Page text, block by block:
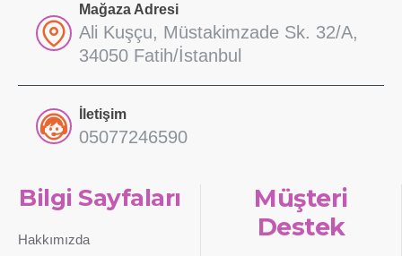
Mağaza Adresi
Ali Kuşçu, Müstakimzade Sk. 32/A,
34050 Fatih/İstanbul
İletişim
05077246590
Bilgi Sayfaları
Hakkımızda
Müşteri
Destek